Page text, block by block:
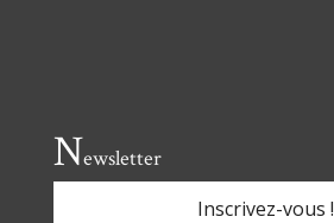
Newsletter
Inscrivez-vous !